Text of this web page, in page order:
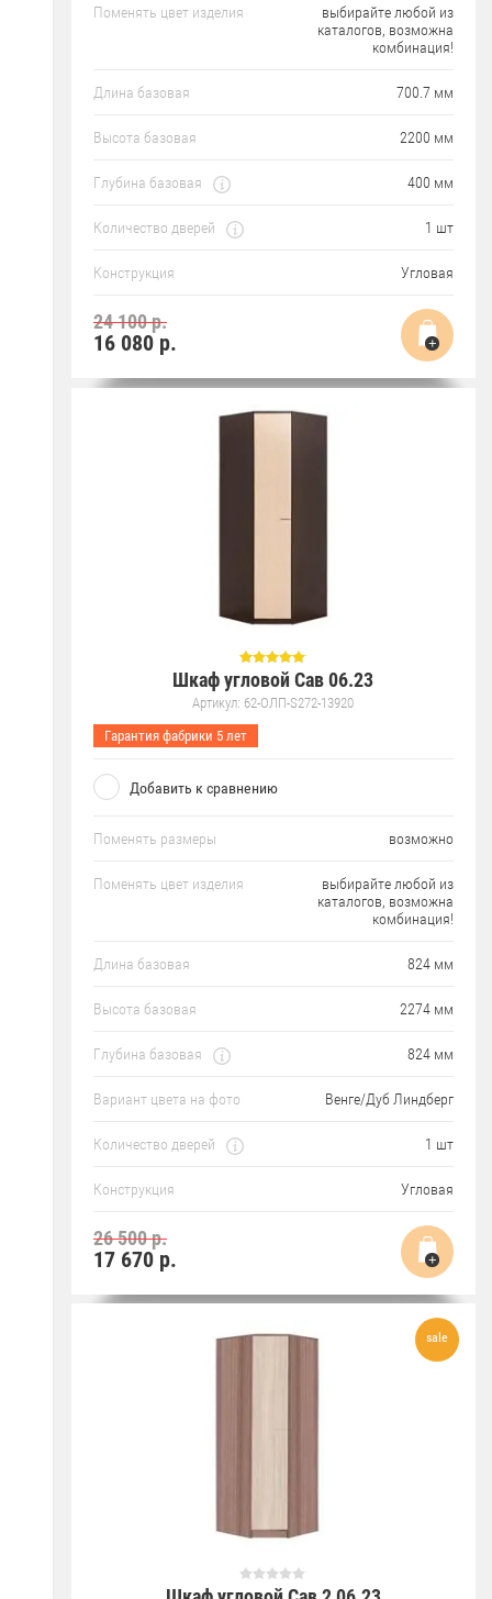
Поменять цвет изделия
выбирайте любой из
каталогов, возможна
комбинация!
Длина базовая 700.7 мм
Высота базовая 2200 мм
Глубина базовая 400 мм
Количество дверей 1 шт
Конструкция Угловая
24 100 р.
16 080р.
Шкаф угловой Сав 06.23
Артикул: 62-ОЛП-S272-13920
Гарантия фабрики 5 лет
Добавить к сравнению
Поменять размеры возможно
Поменять цвет изделия
выбирайте любой из
каталогов, возможна
комбинация!
Длина базовая 824 мм
Высота базовая 2274 мм
Глубина базовая 824 мм
Вариант цвета на фото Венге/Дуб Линдберг
Количество дверей 1 шт
Конструкция Угловая
26 500 р.
17 670р.
sale